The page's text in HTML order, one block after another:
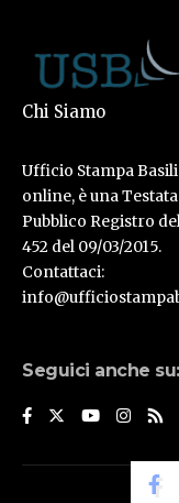
Chi Siamo
Ufficio Stampa
online, è una
Pubblico Registro
452 del 09/03/2015.
Contattaci:
Seguici anche su:
©